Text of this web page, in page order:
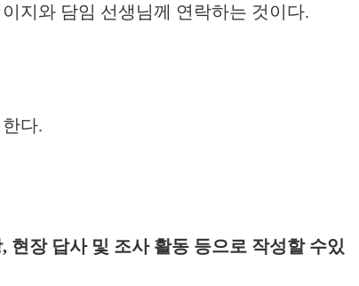
지와 담임 선생님께 연락하는 것이다.
다.
장 답사 및 조사 활동 등으로 작성할 수있